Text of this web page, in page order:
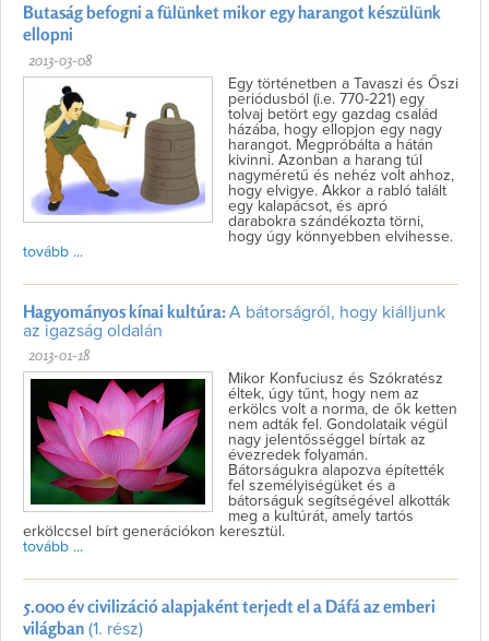
Butaság befogni a fülünket mikor egy harangot készülünk
ellopni
2013-03-08
Egy történetben a Tavaszi és Őszi
periódusból (i.e. 770-221) egy
tolvaj betört egy gazdag család
házába, hogy ellopjon egy nagy
harangot. Megpróbálta a hátán
kivinni. Azonban a harang túl
nagyméretű és nehéz volt ahhoz,
hogy elvigye. Akkor a rabló talált
egy kalapácsot, és apró
darabokra szándékozta törni,
hogy úgy könnyebben elvihesse.
tovább ...
Hagyományos kínai kultúra:A bátorságról, hogy kiálljunk
az igazság oldalán
2013-01-18
Mikor Konfuciusz és Szókratész
éltek, úgy tűnt, hogy nem az
erkölcs volt a norma, de ők ketten
nem adták fel. Gondolataik végül
nagy jelentősséggel bírtak az
évezredek folyamán.
Bátorságukra alapozva építették
fel személyiségüket és a
bátorságuk segítségével alkották
meg a kultúrát, amely tartós
erkölccsel bírt generációkon keresztül.
tovább ...
5.000 év civilizáció alapjaként terjedt el a Dáfá az emberi
világban (1. rész)